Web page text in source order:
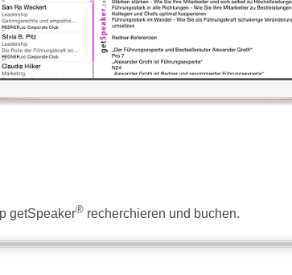
getSpeaker® recherchieren und buchen.